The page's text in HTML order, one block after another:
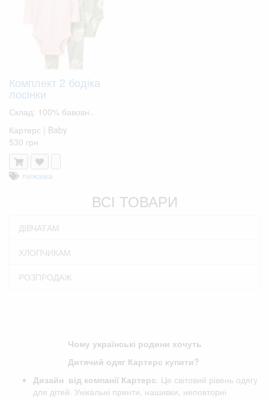
Комплект 2 бодіка
лосінки
Склад: 100% бавовн..
Картерс | Baby
530 грн
пижама
ВСІ ТОВАРИ
ДІВЧАТАМ
ХЛОПЧИКАМ
РОЗПРОДАЖ
Чому українські родини хочуть
Дитячий одяг Картерс купити?
Дизайн від компанії Картерс . Це світовий рівень одягу
для дітей. Унікальні принти, нашивки, неповторні